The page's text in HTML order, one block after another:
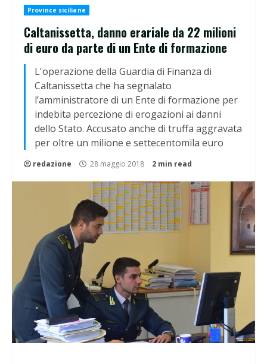
Province siciliane
Caltanissetta, danno erariale da 22 milioni
di euro da parte di un Ente di formazione
L'operazione della Guardia di Finanza di
Caltanissetta che ha segnalato
l’amministratore di un Ente di formazione per
indebita percezione di erogazioni ai danni
dello Stato. Accusato anche di truffa aggravata
per oltre un milione e settecentomila euro
redazione 28 maggio 2018 2 min read